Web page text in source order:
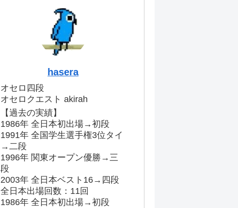
hasera
オセロ四段
オセロクエスト akirah
【過去の実績】
1986年 全日本初出場→初段
1991年 全国学生選手権3位タイ
→二段
1996年 関東オープン優勝→三
段
2003年 全日本ベスト16→四段
全日本出場回数：11回
1986年 全日本初出場→初段